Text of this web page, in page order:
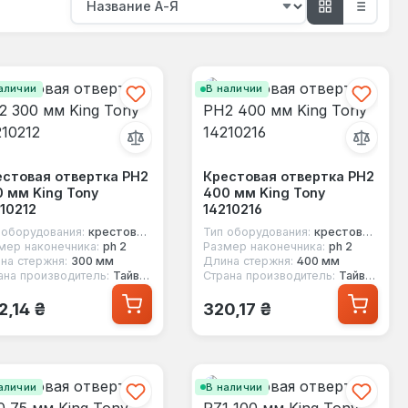
отвертка PH2
мм King Tony
крестовая отвертка
наконечника: ph 2
стержня: 300 мм
производитель: Тайвань
цена:
₴
В наличии
Крестовая отвертка PH2
400 мм King Tony
14210216
Тип оборудования: крестовая отвертка
Размер наконечника: ph 2
Длина стержня: 400 мм
Страна производитель: Тайвань
Обычная цена:
320,17 ₴
В наличии